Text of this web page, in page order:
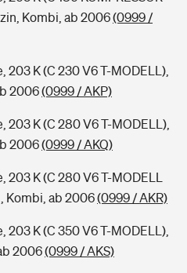
Kombi, ab 2006(0999 /
K (C 230 V6 T-MODELL),
2006(0999 / AKP)
203 K (C 280 V6 T-MODELL),
2006(0999 / AKQ)
K (C 280 V6 T-MODELL
Kombi, ab 2006(0999 / AKR)
K (C 350 V6 T-MODELL),
2006(0999 / AKS)